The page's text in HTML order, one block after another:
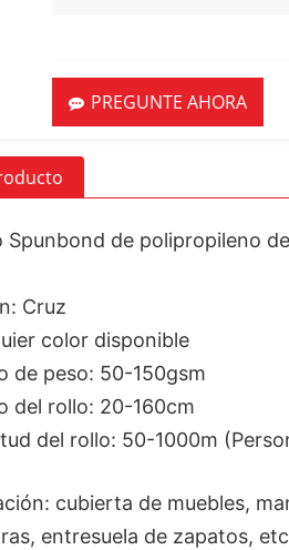
PREGUNTE AHORA
Spunbond de polipropileno
Cruz
color disponible
de peso: 50-150gsm
del rollo: 20-160cm
del rollo: 50-1000m
cubierta de muebles,
entresuela de zapatos,